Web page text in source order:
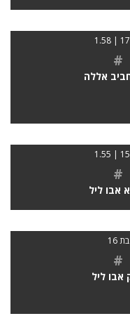
#
אללה
#
אבו ליל
בת 16
#
אבו ליל